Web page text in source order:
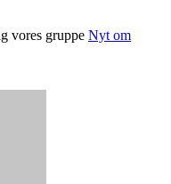
vores gruppe Nyt om